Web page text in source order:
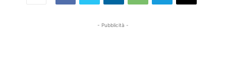
- Pubblicità -